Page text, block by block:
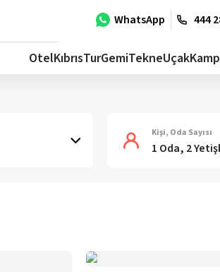
WhatsApp 444
OtelKıbrısTurGemiTekneUçak
Kişi, Oda Sayısı
1 Oda, 2